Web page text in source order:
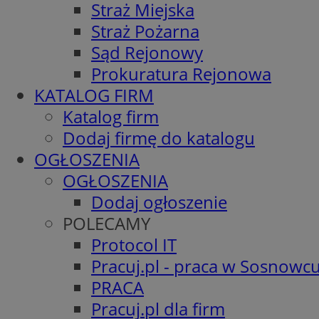
Straż Miejska
Straż Pożarna
Sąd Rejonowy
Prokuratura Rejonowa
KATALOG FIRM
Katalog firm
Dodaj firmę do katalogu
OGŁOSZENIA
OGŁOSZENIA
Dodaj ogłoszenie
POLECAMY
Protocol IT
Pracuj.pl - praca w
PRACA
Pracuj.pl dla firm